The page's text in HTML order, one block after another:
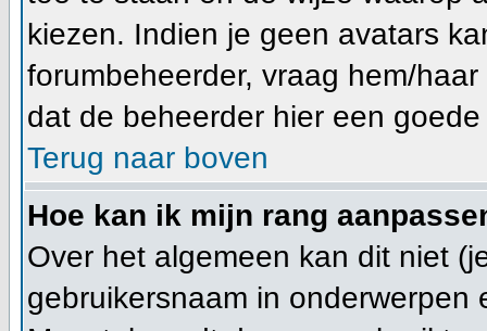
kiezen. Indien je geen avatars
forumbeheerder, vraag hem/
dat de beheerder hier een
Terug naar boven
Hoe kan ik mijn rang
Over het algemeen kan dit niet
gebruikersnaam in